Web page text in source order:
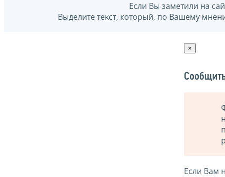
Если Вы заметили на
Выделите текст, который, по Вашему
×
Если Вам